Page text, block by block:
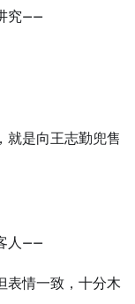
究——
就是向王志勤兜售
人——
表情一致，十分木